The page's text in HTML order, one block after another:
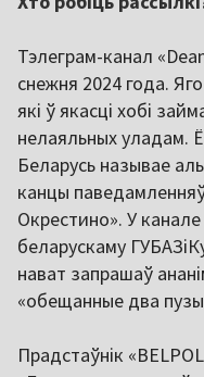
Тэлеграм-канал
снежня 2024 года.
які ў якасці хобі
нелаяльных уладам.
Беларусь называе
канцы
Окрестино». У
беларускаму
нават запрашаў
«обещанные два
Прадстаўнік